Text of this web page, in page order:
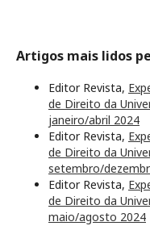
Artigos mais lidos
Editor Revista,
de Direito da
janeiro/abril 2024
Editor Revista,
de Direito da
setembro/
Editor Revista,
de Direito da
maio/agosto 2024